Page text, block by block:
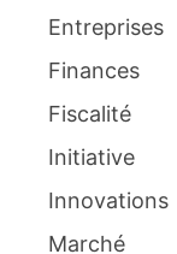
Entreprises
Finances
Fiscalité
Initiative
Innovations
Marché